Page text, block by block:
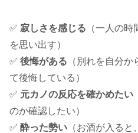
✅ 寂しさを感じる （一人の
を思い出す）
✅ 後悔がある （別れを自分
て後悔している）
✅ 元カノの反応を確かめたい
のか確認したい）
✅ 酔った勢い （お酒が入ると